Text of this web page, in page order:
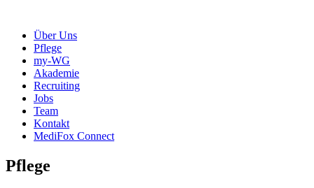
Über Uns
Pflege
my-WG
Akademie
Recruiting
Jobs
Team
Kontakt
MediFox Connect
Pflege